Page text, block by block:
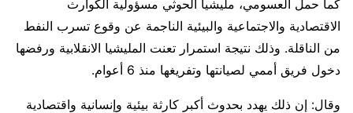
كما حمل العسومي، مليشيا الحوثي مسؤولية الكوارث
الاقتصادية والاجتماعية والبيئية الناجمة عن وقوع تسرب النفط
من الناقلة. وذلك نتيجة استمرار تعنت المليشيا الانقلابية ورفضها
دخول فريق أممي لصيانتها وتفريغها منذ 6 أعوام.
وقال: إن ذلك يهدد بحدوث أكبر كارثة بيئية وإنسانية واقتصادية